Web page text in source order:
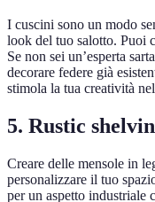
I cuscini sono un modo
look del tuo salotto. Puoi
Se non sei un’esperta
decorare federe già
stimola la tua creatività
5. Rustic
Creare delle mensole in
personalizzare il tuo
per un aspetto industriale